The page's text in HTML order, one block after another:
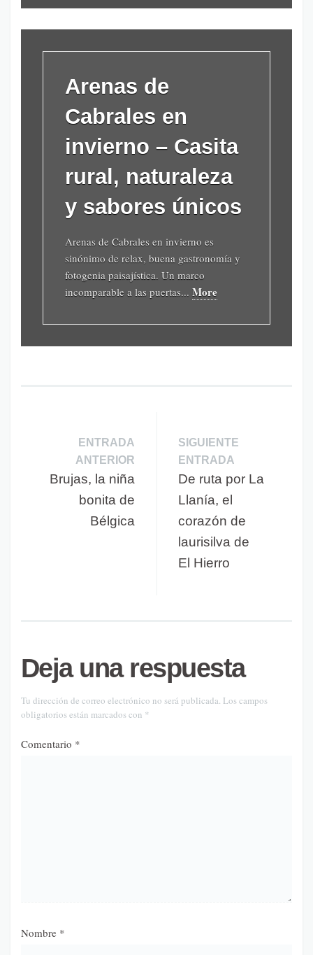
Arenas de
Cabrales en
invierno – Casita
rural, naturaleza
y sabores únicos
Arenas de Cabrales en invierno es
sinónimo de relax, buena gastronomía y
fotogenia paisajística. Un marco
incomparable a las puertas... More
ENTRADA
ANTERIOR
Brujas, la niña
bonita de
Bélgica
SIGUIENTE
ENTRADA
De ruta por La
Llanía, el
corazón de
laurisilva de
El Hierro
Deja una respuesta
Tu dirección de correo electrónico no será publicada. Los campos
obligatorios están marcados con *
Comentario *
Nombre *